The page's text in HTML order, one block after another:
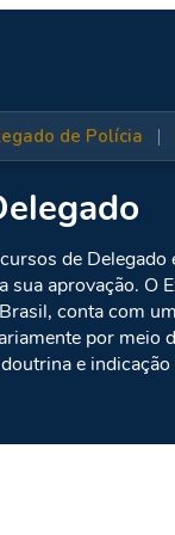
de Polícia |
de
sua aprovação. O
conta com
por meio
e indicação